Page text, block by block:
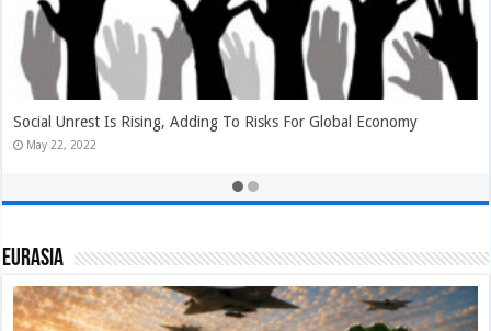
Will Biden Administration Gift Erdoğan Some Turkish Delight In
NATO Expansion Negotiations?
May 22, 2022
Eurasia